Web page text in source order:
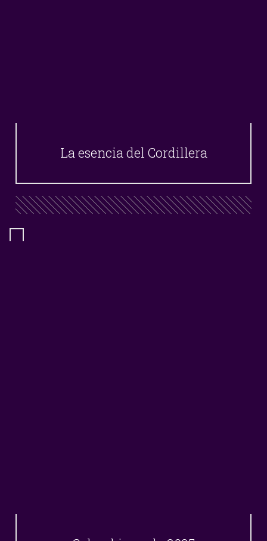
La esencia del Cordillera